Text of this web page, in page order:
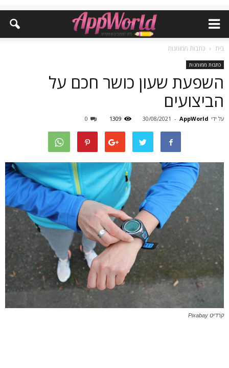
בית כתבות ממומנות
כתבות ממומנות
השפעת שעון כושר חכם על
הביצועים
על ידי AppWorld
-
30/08/2021
1309
0
קרדיט Pixabay